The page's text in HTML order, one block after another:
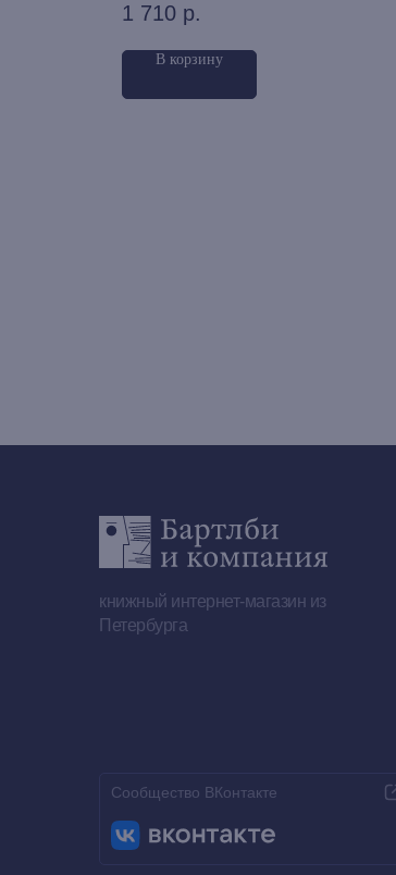
1 710 р.
В корзину
книжный интернет-магазин из
Петербурга
Сообщество ВКонтакте